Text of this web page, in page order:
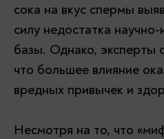
сока на вкус спермы
силу недостатка
базы. Однако, эксперты
что большее влияние
вредных привычек и
Несмотря на то, что